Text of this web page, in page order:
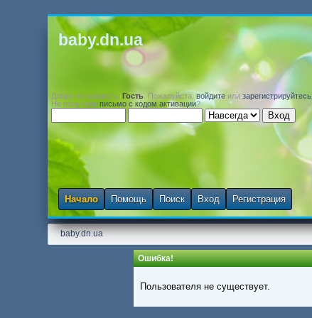
baby.dn.ua
Добро пожаловать,Гость . Пожалуйста,войдите илизарегистрируйтесь
Не получилиписьмо с кодом активации?
Начало Помощь Поиск Вход Регистрация
baby.dn.ua
Ошибка!
Пользователя не существует.